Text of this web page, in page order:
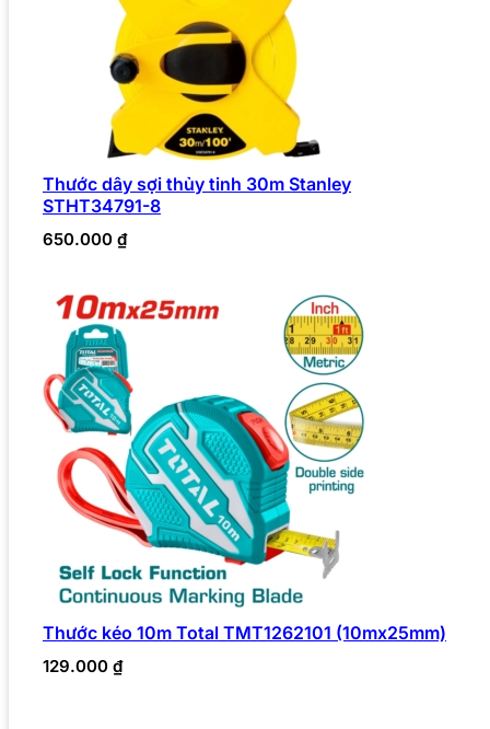
Thước dây sợi thủy tinh 30m Stanley
STHT34791-8
650.000 ₫
Thước kéo 10m Total TMT1262101 (10mx25mm)
129.000 ₫